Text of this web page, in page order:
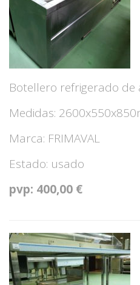
Botellero refrigerado de
Medidas:
Marca: FRIMAVAL
Estado: usado
pvp: 400,00 €